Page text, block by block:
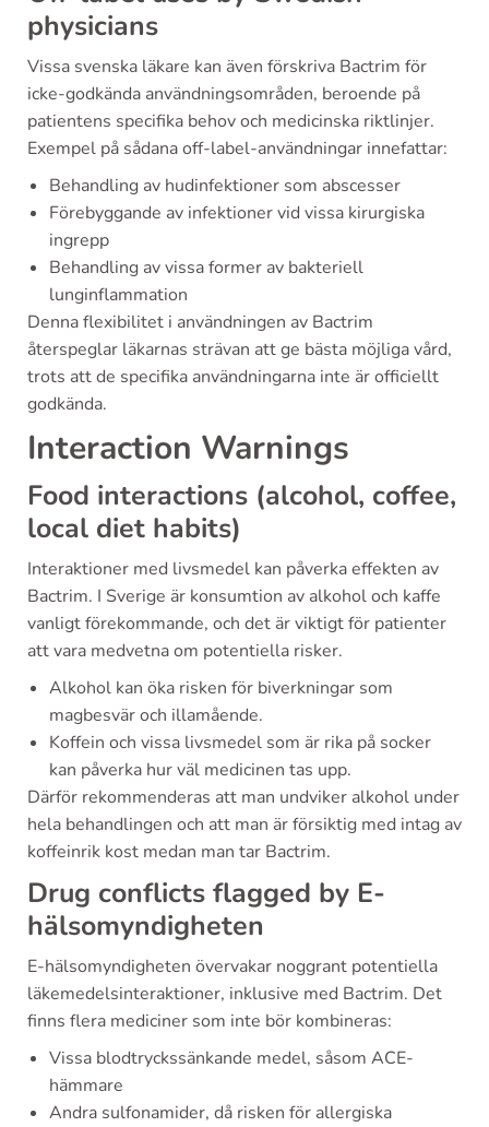
physicians
Vissa svenska läkare kan även förskriva Bactrim för
icke-godkända användningsområden, beroende på
patientens specifika behov och medicinska riktlinjer.
Exempel på sådana off-label-användningar innefattar:
Behandling av hudinfektioner som abscesser
Förebyggande av infektioner vid vissa kirurgiska
ingrepp
Behandling av vissa former av bakteriell
lunginflammation
Denna flexibilitet i användningen av Bactrim
återspeglar läkarnas strävan att ge bästa möjliga vård,
trots att de specifika användningarna inte är officiellt
godkända.
Interaction Warnings
Food interactions (alcohol, coffee,
local diet habits)
Interaktioner med livsmedel kan påverka effekten av
Bactrim. I Sverige är konsumtion av alkohol och kaffe
vanligt förekommande, och det är viktigt för patienter
att vara medvetna om potentiella risker.
Alkohol kan öka risken för biverkningar som
magbesvär och illamående.
Koffein och vissa livsmedel som är rika på socker
kan påverka hur väl medicinen tas upp.
Därför rekommenderas att man undviker alkohol under
hela behandlingen och att man är försiktig med intag av
koffeinrik kost medan man tar Bactrim.
Drug conflicts flagged by E-
hälsomyndigheten
E-hälsomyndigheten övervakar noggrant potentiella
läkemedelsinteraktioner, inklusive med Bactrim. Det
finns flera mediciner som inte bör kombineras:
Vissa blodtryckssänkande medel, såsom ACE-
hämmare
Andra sulfonamider, då risken för allergiska